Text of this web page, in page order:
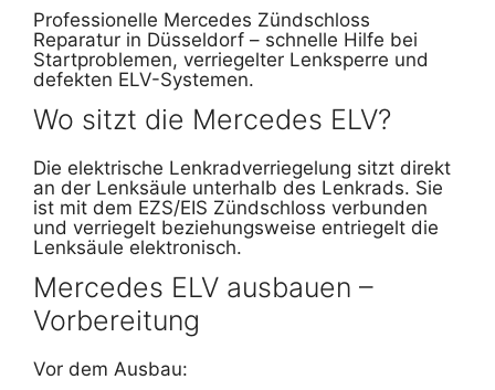
Professionelle Mercedes Zündschloss
Reparatur in Düsseldorf – schnelle Hilfe bei
Startproblemen, verriegelter Lenksperre und
defekten ELV-Systemen.
Wo sitzt die Mercedes ELV?
Die elektrische Lenkradverriegelung sitzt direkt
an der Lenksäule unterhalb des Lenkrads. Sie
ist mit dem EZS/EIS Zündschloss verbunden
und verriegelt beziehungsweise entriegelt die
Lenksäule elektronisch.
Mercedes ELV ausbauen –
Vorbereitung
Vor dem Ausbau: